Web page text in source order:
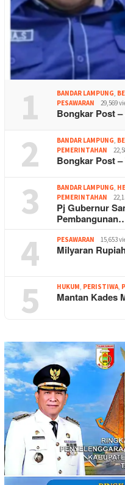
1 BANDAR LAMPUNG,
PESAWARAN
29,569
Bongkar Post
2 BANDAR LAMPUNG,
PEMERINTAHAN
Bongkar Post
3 BANDAR LAMPUNG,
PEMERINTAHAN
Pj Gubernur
4 PESAWARAN 15,653
Milyaran
5 HUKUM, PERISTIWA,
Mantan Kades